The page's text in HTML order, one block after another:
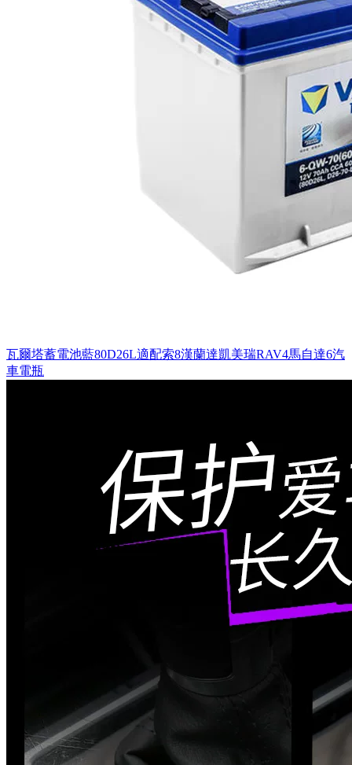
瓦爾塔蓄電池藍80D26L適配索8漢蘭達凱美瑞RAV4馬自達6汽
車電瓶